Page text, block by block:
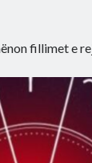
fillimet e